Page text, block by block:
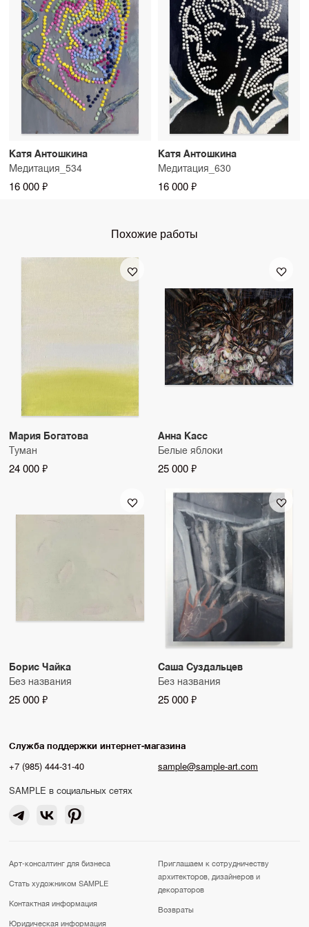
Катя Антошкина
Медитация_534
16 000 ₽
Катя Антошкина
Медитация_630
16 000 ₽
Похожие работы
Мария Богатова
Туман
24 000 ₽
Анна Касс
Белые яблоки
25 000 ₽
Борис Чайка
Без названия
25 000 ₽
Саша Суздальцев
Без названия
25 000 ₽
Служба поддержки интернет-магазина
+7 (985) 444-31-40
sample@sample-art.com
SAMPLE в социальных сетях
Арт-консалтинг для бизнеса
Стать художником SAMPLE
Контактная информация
Юридическая информация
Приглашаем к сотрудничеству
архитекторов, дизайнеров и
декораторов
Возвраты